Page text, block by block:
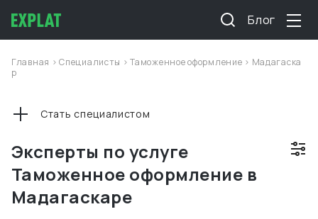
Блог
Главная >Специалисты >Таможенное оформление > Мадагаска
р
Эксперты по услуге
Таможенное оформление в
Мадагаскаре
Стать специалистом